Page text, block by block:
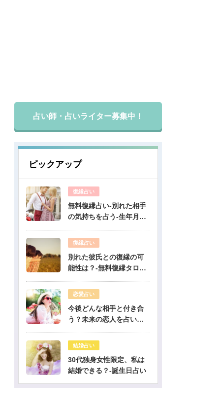
占い師・占いライター募集中！
ピックアップ
復縁占い
無料復縁占い-別れた相手
の気持ちを占う-生年月日
復縁占い
別れた彼氏との復縁の可
能性は？-無料復縁タロッ
恋愛占い
今後どんな相手と付き合
う？未来の恋人を占いま
結婚占い
30代独身女性限定、私は
結婚できる？-誕生日占い